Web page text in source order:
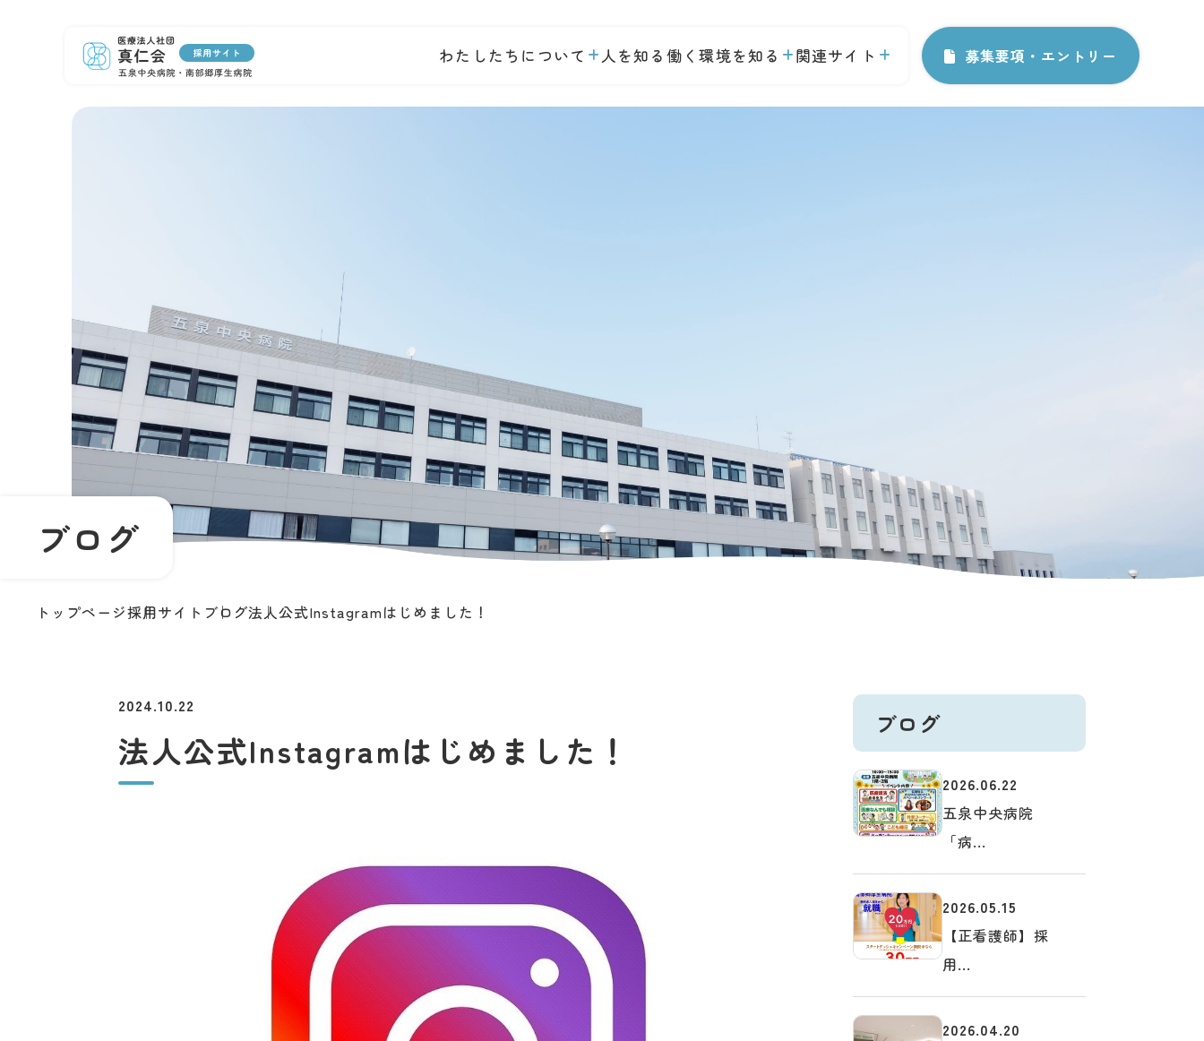
わたしたちについて 人を知る 働く環境を知る 関連サイト 募集要項・エントリー
ブログ
トップページ採用サイト ブログ法人公式Instagramはじめました！
2024.10.22
法人公式Instagramはじめました！
ブログ
2026.06.22
五泉中央病院
「病...
2026.05.15
【正看護師】採
用...
2026.04.20